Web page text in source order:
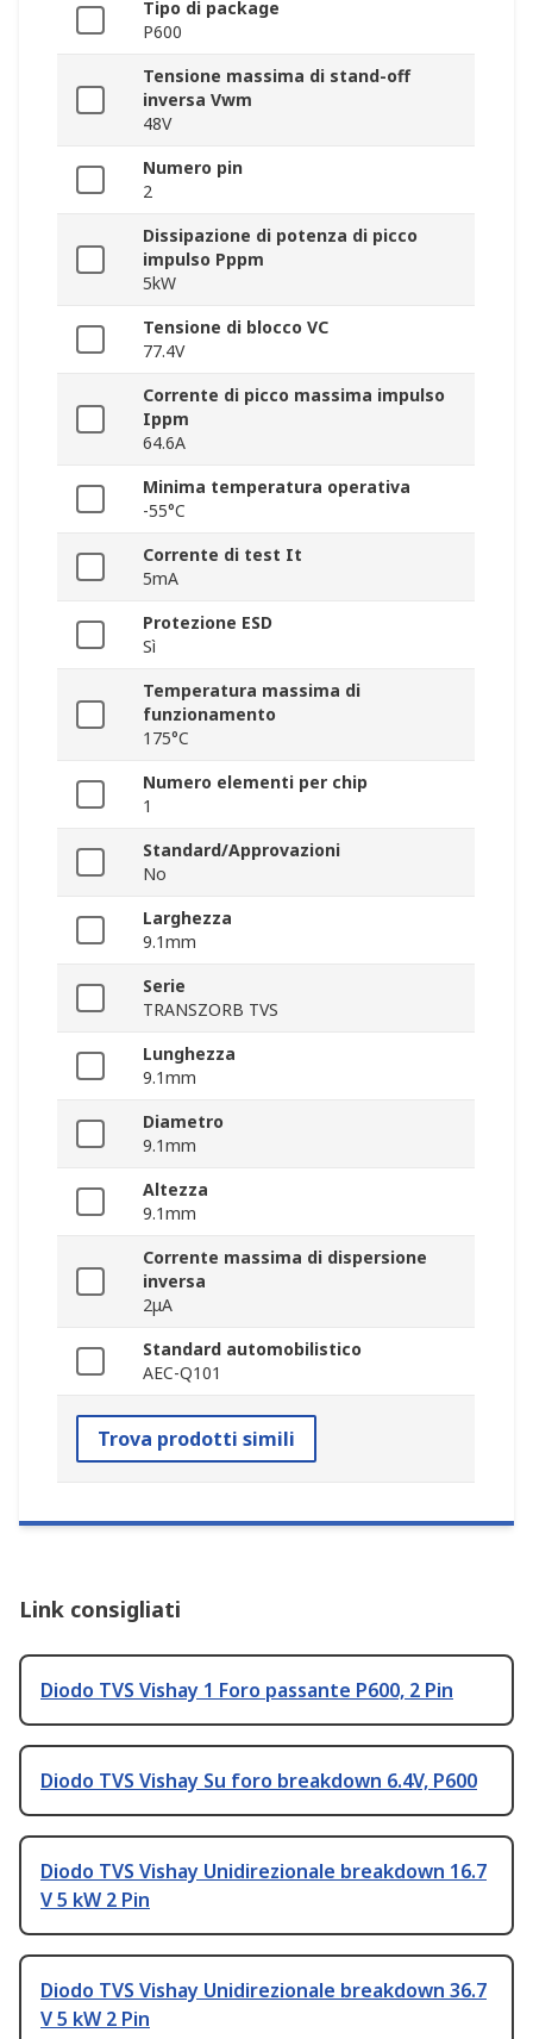
Tipo di package
P600
Tensione massima di stand-off
inversa Vwm
48V
Numero pin
2
Dissipazione di potenza di picco
impulso Pppm
5kW
Tensione di blocco VC
77.4V
Corrente di picco massima impulso
Ippm
64.6A
Minima temperatura operativa
-55°C
Corrente di test It
5mA
Protezione ESD
Sì
Temperatura massima di
funzionamento
175°C
Numero elementi per chip
1
Standard/Approvazioni
No
Larghezza
9.1mm
Serie
TRANSZORB TVS
Lunghezza
9.1mm
Diametro
9.1mm
Altezza
9.1mm
Corrente massima di dispersione
inversa
2μA
Standard automobilistico
AEC-Q101
Trova prodotti simili
Link consigliati
Diodo TVS Vishay 1 Foro passante P600, 2 Pin
Diodo TVS Vishay Su foro breakdown 6.4V, P600
Diodo TVS Vishay Unidirezionale breakdown 16.7
V 5 kW 2 Pin
Diodo TVS Vishay Unidirezionale breakdown 36.7
V 5 kW 2 Pin